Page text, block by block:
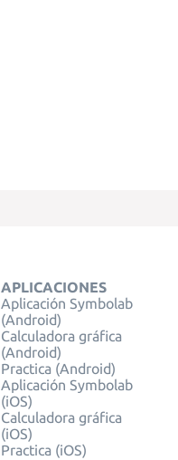
APLICACIONES
Aplicación Symbolab
(Android)
Calculadora gráfica
(Android)
Practica (Android)
Aplicación Symbolab
(iOS)
Calculadora gráfica
(iOS)
Practica (iOS)